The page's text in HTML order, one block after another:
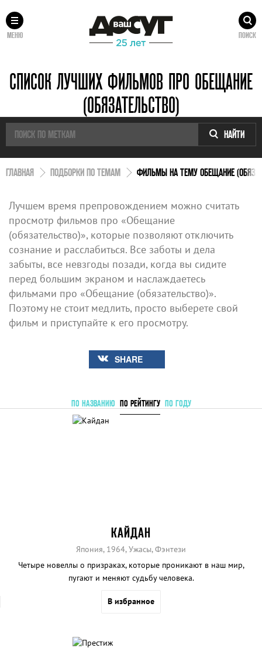
МЕНЮ ПОИСК
СПИСОК ЛУЧШИХ ФИЛЬМОВ ПРО ОБЕЩАНИЕ
(ОБЯЗАТЕЛЬСТВО)
НАЙТИ
ГЛАВНАЯ ПОДБОРКИ ПО ТЕМАМ ФИЛЬМЫ НА ТЕМУ ОБЕЩАНИЕ
Лучшем время препровождением можно считать
просмотр фильмов про «Обещание
(обязательство)», которые позволяют отключить
сознание и расслабиться. Все заботы и дела
забыты, все невзгоды позади, когда вы сидите
перед большим экраном и наслаждаетесь
фильмами про «Обещание (обязательство)».
Поэтому не стоит медлить, просто выберете свой
фильм и приступайте к его просмотру.
SHARE
ПО НАЗВАНИЮ ПО РЕЙТИНГУ ПО ГОДУ
КАЙДАН
Япония, 1964, Ужасы, Фэнтези
Четыре новеллы о призраках, которые проникают в наш мир,
пугают и меняют судьбу человека.
В избранное